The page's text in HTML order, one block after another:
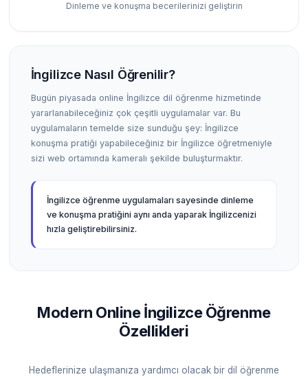
Dinleme ve konuşma becerilerinizi geliştirin
İngilizce Nasıl Öğrenilir?
Bugün piyasada online İngilizce dil öğrenme hizmetinde
yararlanabileceğiniz çok çeşitli uygulamalar var. Bu
uygulamaların temelde size sunduğu şey: İngilizce
konuşma pratiği yapabileceğiniz bir İngilizce öğretmeniyle
sizi web ortamında kameralı şekilde buluşturmaktır.
İngilizce öğrenme uygulamaları sayesinde dinleme
ve konuşma pratiğini aynı anda yaparak İngilizcenizi
hızla geliştirebilirsiniz.
Modern Online İngilizce Öğrenme
Özellikleri
Hedeflerinize ulaşmanıza yardımcı olacak bir dil öğrenme